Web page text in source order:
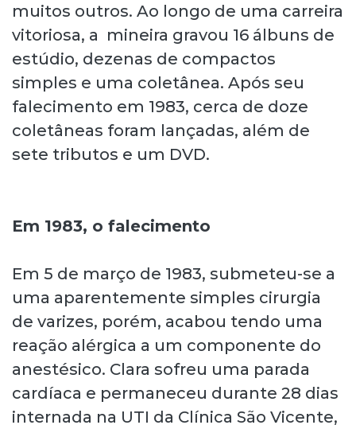
muitos outros. Ao longo de uma carreira
vitoriosa, a mineira gravou 16 álbuns de
estúdio, dezenas de compactos
simples e uma coletânea. Após seu
falecimento em 1983, cerca de doze
coletâneas foram lançadas, além de
sete tributos e um DVD.
Em 1983, o falecimento
Em 5 de março de 1983, submeteu-se a
uma aparentemente simples cirurgia
de varizes, porém, acabou tendo uma
reação alérgica a um componente do
anestésico. Clara sofreu uma parada
cardíaca e permaneceu durante 28 dias
internada na UTI da Clínica São Vicente,